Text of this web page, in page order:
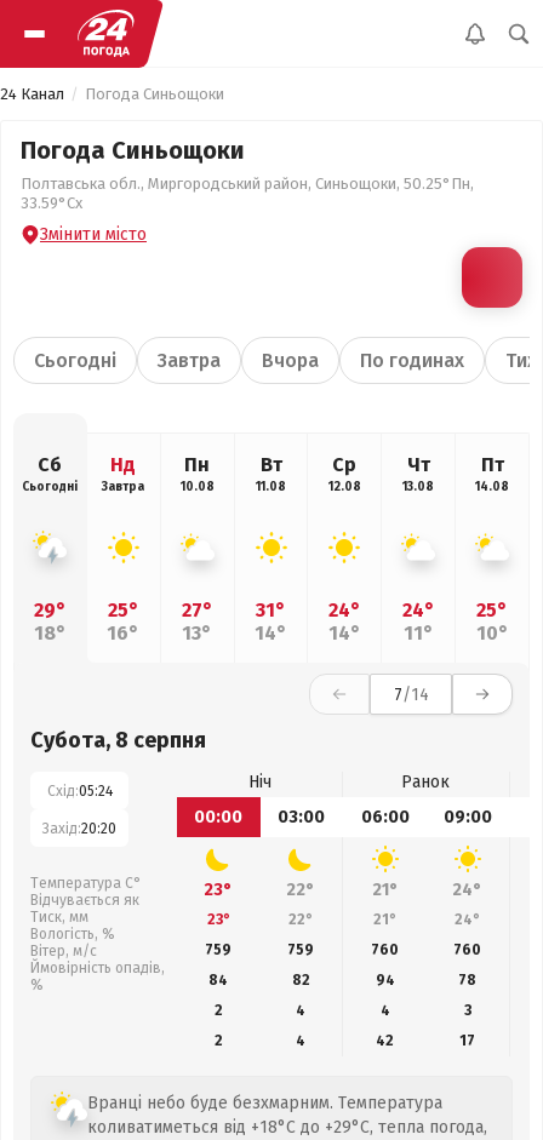
24 Канал Погода Синьощоки
Погода Синьощоки
Полтавська обл., Миргородський район, Синьощоки, 50.25°Пн,
33.59°Сх
Змінити місто
Сьогодні Завтра Вчора По годинах
Сб
Сьогодні
29°
18°
Нд
Завтра
25°
16°
Пн
10.08
27°
13°
Вт
11.08
31°
14°
Ср
12.08
24°
14°
Чт
13.08
24°
11°
Пт
14.08
25°
10°
7/14
Субота, 8 серпня
Схід:05:24
Захід:20:20
Температура С°
Відчувається як
Тиск, мм
Вологість, %
Вітер, м/с
Ймовірність опадів,
%
Ніч
Ранок
00:00
03:00 06:00 09:00
23° 22° 21° 24°
23° 22° 21° 24°
759
759 760 760
84
82 94 78
2
4 4
3
2
4 42 17
Вранці небо буде безхмарним. Температура
коливатиметься від +18°C до +29°C, тепла погода,